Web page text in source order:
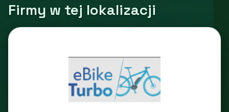
Firmy w tej lokalizacji